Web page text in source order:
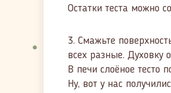
Остатки теста можно
3. Смажьте
всех разные. Духовку
В печи слоёное тесто
Ну, вот у нас